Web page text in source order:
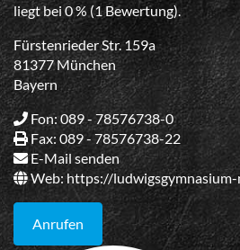
liegt bei 0 % (1 Bewertung).
Fürstenrieder Str. 159a
81377 München
Bayern
Fon: 089 - 78576738-0
Fax: 089 - 78576738-22
E-Mail senden
Web:https://
Anrufen